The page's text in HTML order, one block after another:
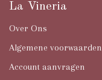
La Vineria
Over Ons
Algemene voorwaarden
Account aanvragen